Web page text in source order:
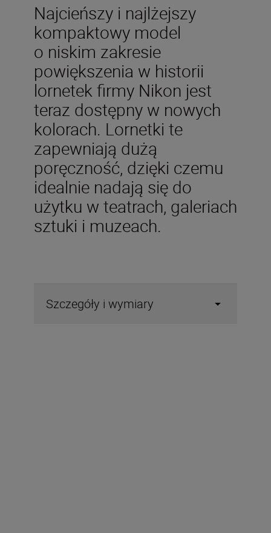
Najcieńszy i najlżejszy
kompaktowy model
o niskim zakresie
powiększenia w historii
lornetek firmy Nikon jest
teraz dostępny w nowych
kolorach. Lornetki te
zapewniają dużą
poręczność, dzięki czemu
idealnie nadają się do
użytku w teatrach, galeriach
sztuki i muzeach.
Szczegóły i wymiary